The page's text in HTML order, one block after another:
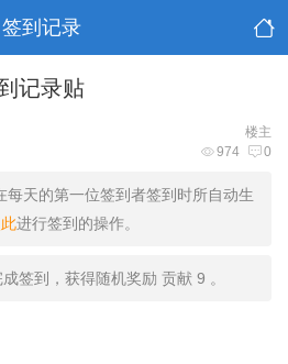
签到记录
记录贴
楼主
974 0
每天的第一位签到者签到时所自动生
进行签到的操作。
成签到，获得随机奖励 贡献 9 。